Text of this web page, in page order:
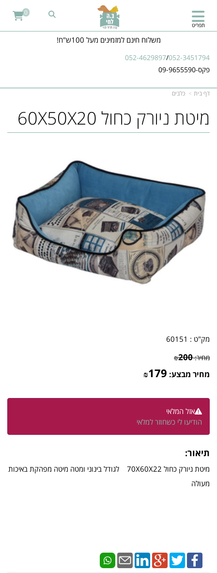
משלוח חינם למזמינים מעל 100ש"ח!
052-4629897/052-3451794
פקס-09-9655590
תפריט
0
דף בית כלבים
מיטת ניורק כחול 60X50X20
מק"ט : 60151
מחיר: ₪200
מחיר מבצע: ₪179
אזל המלאי
הודיעו לי כשחוזר למלאי
תיאור:
מיטת ניורק כחול 70X60X22 לגודל בינוני ומטה מיטה מפהקת באיכות
מעולה